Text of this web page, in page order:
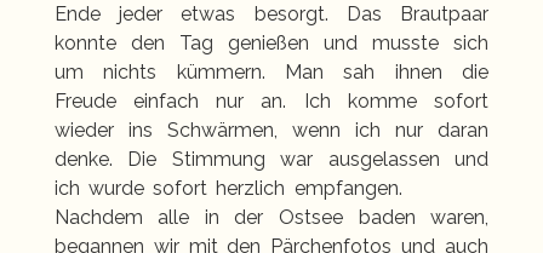
Ende jeder etwas besorgt. Das Brautpaar
konnte den Tag genießen und musste sich
um nichts kümmern. Man sah ihnen die
Freude einfach nur an. Ich komme sofort
wieder ins Schwärmen, wenn ich nur daran
denke. Die Stimmung war ausgelassen und
ich wurde sofort herzlich empfangen.
Nachdem alle in der Ostsee baden waren,
begannen wir mit den Pärchenfotos und auch